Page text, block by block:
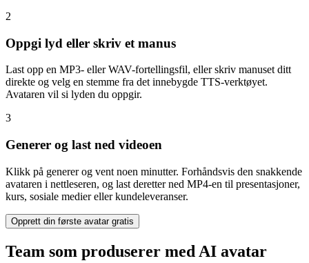
2
Oppgi lyd eller skriv et manus
Last opp en MP3- eller WAV-fortellingsfil, eller skriv manuset ditt
direkte og velg en stemme fra det innebygde TTS-verktøyet.
Avataren vil si lyden du oppgir.
3
Generer og last ned videoen
Klikk på generer og vent noen minutter. Forhåndsvis den snakkende
avataren i nettleseren, og last deretter ned MP4-en til presentasjoner,
kurs, sosiale medier eller kundeleveranser.
Opprett din første avatar gratis
Team som produserer med AI avatar